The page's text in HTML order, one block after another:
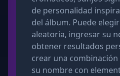
de personalidad
del álbum. Puede
aleatoria, ingresar su
obtener resultados
crear una
su nombre con